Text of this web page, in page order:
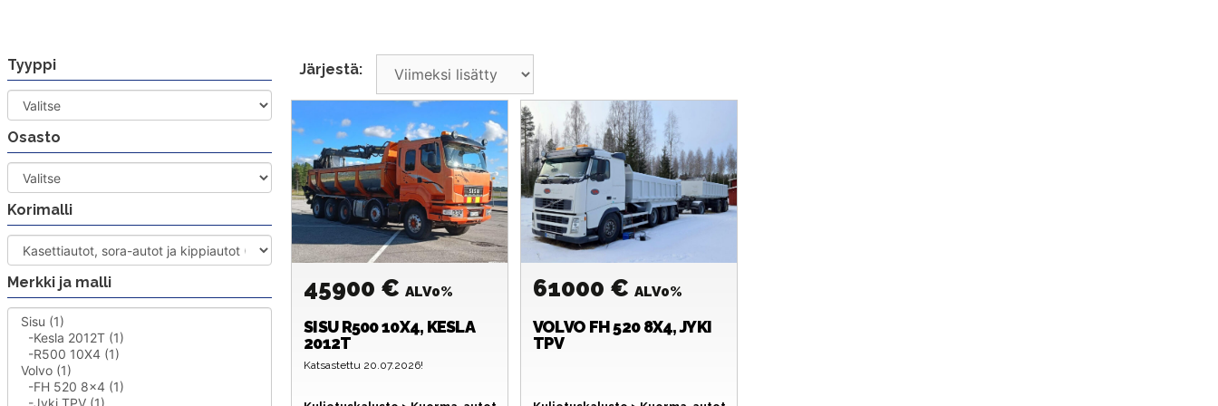
Tyyppi
Osasto
Korimalli
Merkki ja malli
Järjestä:
45900 €ALV0%
SISU R500 10X4, KESLA
2012T
Katsastettu 20.07.2026!
61000 € ALV0%
VOLVO FH 520 8X4, JYKI
TPV